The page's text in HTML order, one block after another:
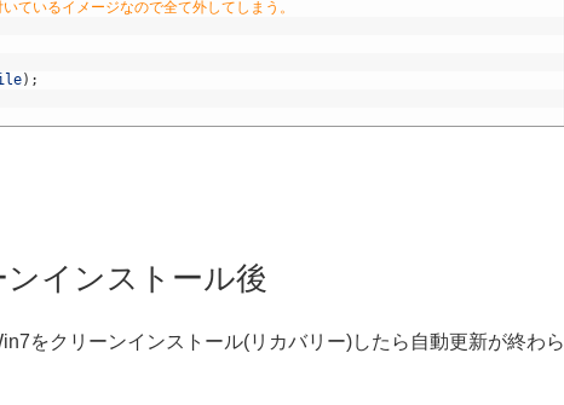
ているイメージなので全て外してしまう。
) ;
インストール後
をクリーンインストール(リカバリー)したら自動更新が終わら